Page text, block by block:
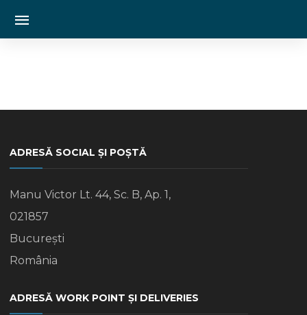
ADRESĂ SOCIAL ȘI POȘTĂ
Manu Victor Lt. 44, Sc. B, Ap. 1,
021857
București
România
ADRESĂ WORK POINT ȘI DELIVERIES